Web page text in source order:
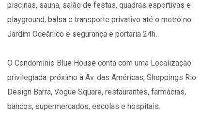
piscinas, sauna, salão de festas, quadras esportivas e
playground, balsa e transporte privativo até o metrô no
Jardim Oceânico e segurança e portaria 24h.
O Condomínio Blue House conta com uma Localização
privilegiada: próximo à Av. das Américas, Shoppings Rio
Design Barra, Vogue Square, restaurantes, farmácias,
bancos, supermercados, escolas e hospitais.